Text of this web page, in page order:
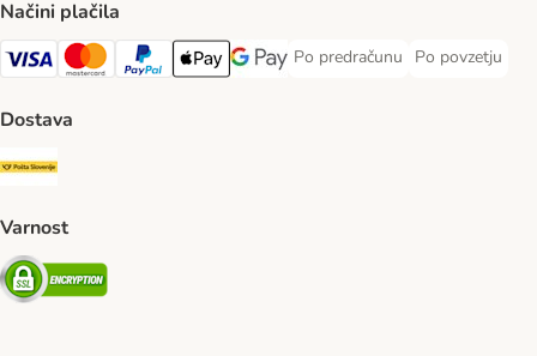
Načini plačila
Visa Payment Method
MasterCard Payment Method
PayPal Payment Method
Apple Pay Payment Method
Google pay Payment Method
Po predračunu
Po predračunu Payment Method
Po povzetju
Po povzetju
Dostava
Pošta Slovenije Shipping Method
Varnost
Security